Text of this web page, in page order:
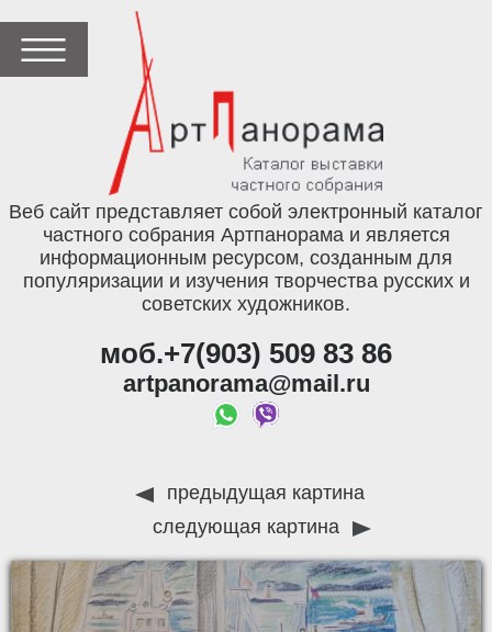
Веб сайт представляет собой электронный каталог
частного собрания Артпанорама и является
информационным ресурсом, созданным для
популяризации и изучения творчества русских и
советских художников.
моб.+7(903) 509 83 86
artpanorama@mail.ru
предыдущая картина
следующая картина